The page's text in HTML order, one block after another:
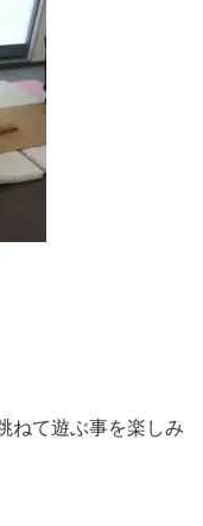
ねて遊ぶ事を楽しみ